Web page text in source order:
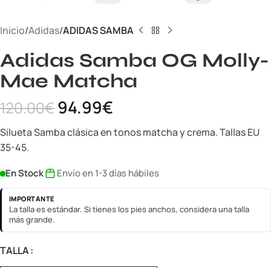
Inicio Adidas ADIDAS SAMBA
Adidas Samba OG Molly-
Mae Matcha
120.00€94.99€
Silueta Samba clásica en tonos matcha y crema. Tallas EU
35-45.
En Stock Envío en 1-3 días hábiles
IMPORTANTE
La talla es estándar. Si tienes los pies anchos, considera una talla
más grande.
TALLA